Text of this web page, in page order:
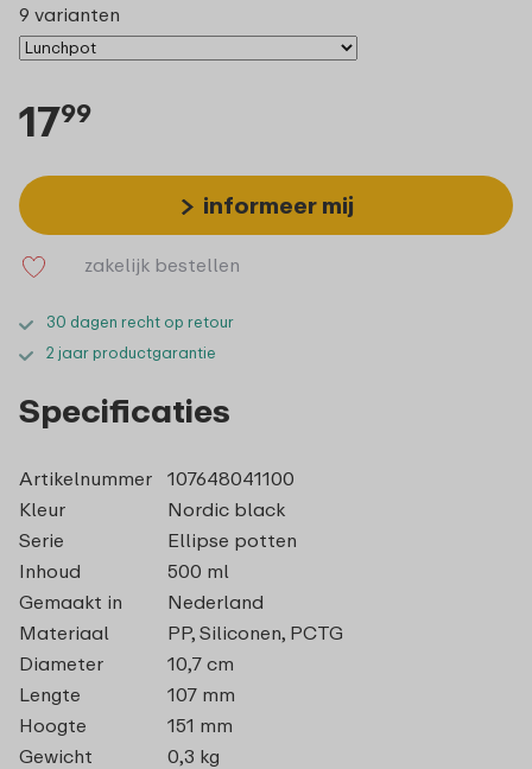
9 varianten
1799
informeer mij
zakelijk bestellen
30 dagen recht op retour
2 jaar productgarantie
Specificaties
Artikelnummer
107648041100
Kleur
Nordic black
Serie
Ellipse potten
Inhoud
500 ml
Gemaakt in
Nederland
Materiaal
PP, Siliconen, PCTG
Diameter
10,7 cm
Lengte
107 mm
Hoogte
151 mm
Gewicht
0,3 kg